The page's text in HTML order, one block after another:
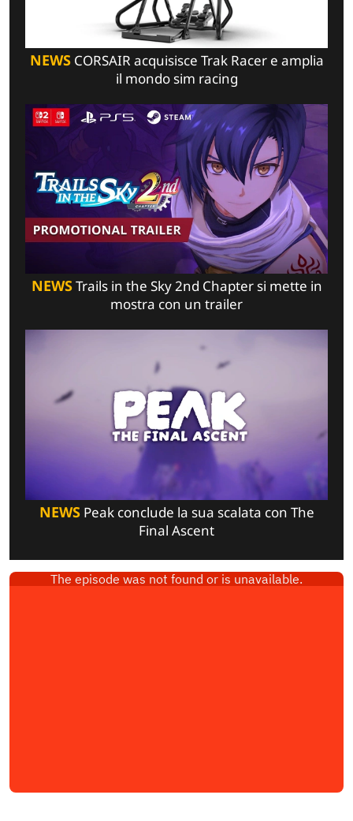
NEWSCORSAIR acquisisce Trak Racer e amplia
il mondo sim racing
NEWSTrails in the Sky 2nd Chapter si mette in
mostra con un trailer
NEWSPeak conclude la sua scalata con The
Final Ascent